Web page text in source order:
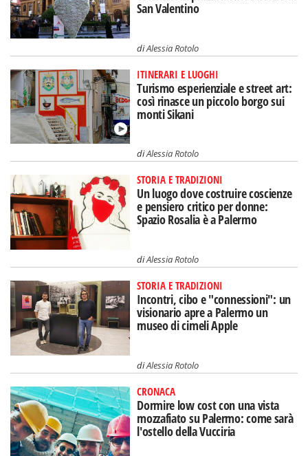
San Valentino
diAlessia Rotolo
ITINERARI E LUOGHI
Turismo esperienziale e street art:
così rinasce un piccolo borgo sui
monti Sikani
diAlessia Rotolo
STORIA E TRADIZIONI
Un luogo dove costruire coscienze
e pensiero critico per donne:
Spazio Rosalia è a Palermo
diAlessia Rotolo
STORIA E TRADIZIONI
Incontri, cibo e "connessioni": un
visionario apre a Palermo un
museo di cimeli Apple
diAlessia Rotolo
CRONACA
Dormire low cost con una vista
mozzafiato su Palermo: come sarà
l'ostello della Vucciria